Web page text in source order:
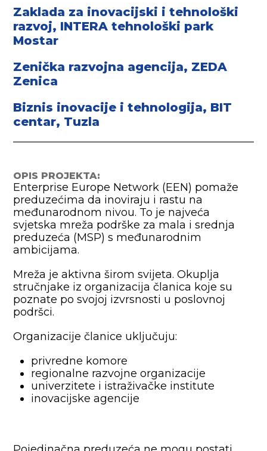
Zaklada za inovacijski i tehnološki
razvoj, INTERA tehnološki park
Mostar
Zenička razvojna agencija, ZEDA
Zenica
Biznis inovacije i tehnologija, BIT
centar, Tuzla
OPIS PROJEKTA:
Enterprise Europe Network (EEN) pomaže
preduzećima da inoviraju i rastu na
međunarodnom nivou. To je najveća
svjetska mreža podrške za mala i srednja
preduzeća (MSP) s međunarodnim
ambicijama.
Mreža je aktivna širom svijeta. Okuplja
stručnjake iz organizacija članica koje su
poznate po svojoj izvrsnosti u poslovnoj
podršci.
Organizacije članice uključuju:
privredne komore
regionalne razvojne organizacije
univerzitete i istraživačke institute
inovacijske agencije